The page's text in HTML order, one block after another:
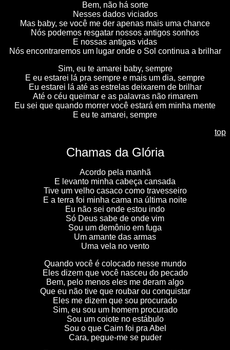
Bem, não há sorte
Nesses dados viciados
Mas baby, se você me der apenas mais uma chance
Nós podemos resgatar nossos antigos sonhos
E nossas antigas vidas
Nós encontraremos um lugar onde o Sol continua a brilhar
Sim, eu te amarei baby, sempre
E eu estarei lá pra sempre e mais um dia, sempre
Eu estarei lá até as estrelas deixarem de brilhar
Até o céu queimar e as palavras não rimarem
Eu sei que quando morrer você estará em minha mente
E eu te amarei, sempre
top
Chamas da Glória
Acordo pela manhã
E levanto minha cabeça cansada
Tive um velho casaco como travesseiro
E a terra foi minha cama na última noite
Eu não sei onde estou indo
Só Deus sabe de onde vim
Sou um demônio em fuga
Um amante das armas
Uma vela no vento
Quando você é colocado nesse mundo
Eles dizem que você nasceu do pecado
Bem, pelo menos eles me deram algo
Que eu não tive que roubar ou conquistar
Eles me dizem que sou procurado
Sim, eu sou um homem procurado
Sou um coiote no estábulo
Sou o que Caim foi pra Abel
Cara, pegue-me se puder